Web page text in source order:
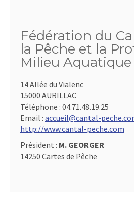
Fédération du
la Pêche et la
Milieu Aquatique
14 Allée du Vialenc
15000 AURILLAC
Téléphone : 04.71.48.19.25
Email : accueil@cantal-
http://www.cantal-peche.com
Président : M. GEORGER
14250 Cartes de Pêche